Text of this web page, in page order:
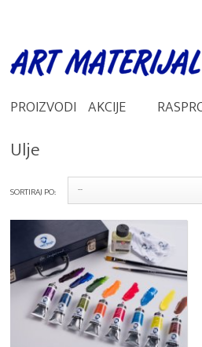
PROIZVODI AKCIJE
Ulje
SORTIRAJ PO: